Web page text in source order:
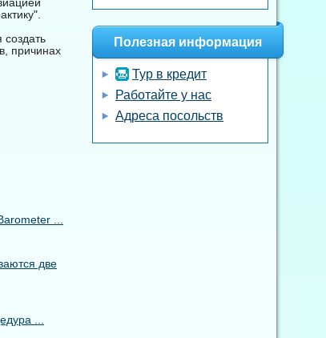
причинах
...
две
...
Полезная информация
Тур в кредит
Работайте у нас
Адреса посольств